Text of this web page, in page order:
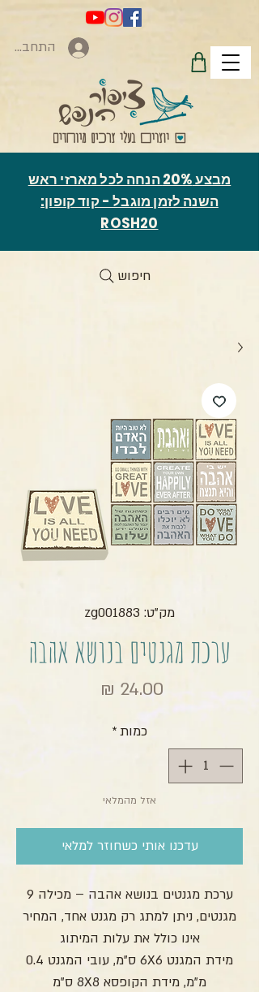
התחברות
חיפוש
מבצע 20% הנחה לכל מארזי ראש
השנה לזמן מוגבל - קוד קופון:
ROSH20
מק"ט: zg001883
ערכת מגנטים בנושא אהבה
כמות*
אזל מהמלאי
עדכנו אותי כשחוזר למלאי
ערכת מגנטים בנושא אהבה – מכילה 9
מגנטים, ניתן למתג רק מגנט אחד, המחיר
אינו כולל את עלות המיתוג
מידת המגנט 6X6 ס"מ, עובי המגנט 0.4
מ"מ, מידת הקופסא 8X8 ס"מ